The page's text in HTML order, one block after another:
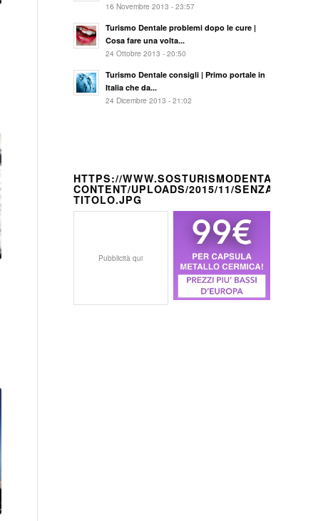
16 Novembre 2013 - 23:57
Turismo Dentale problemi dopo le cure |
Cosa fare una volta...
24 Ottobre 2013 - 20:50
Turismo Dentale consigli | Primo portale in
Italia che da...
24 Dicembre 2013 - 21:02
HTTPS://WWW.SOSTURISMODENTALE.IT/
CONTENT/UPLOADS/2015/11/SENZA-
TITOLO.JPG
Pubblicità qui